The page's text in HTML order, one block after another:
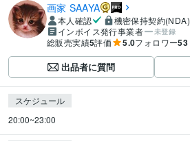
画家 SAAYA
本人確認
機密保持契約(NDA)
インボイス発行事業者
未登録
総販売実績5評価 5.0フォロワー53
出品者に質問
スケジュール
20:00~23:00